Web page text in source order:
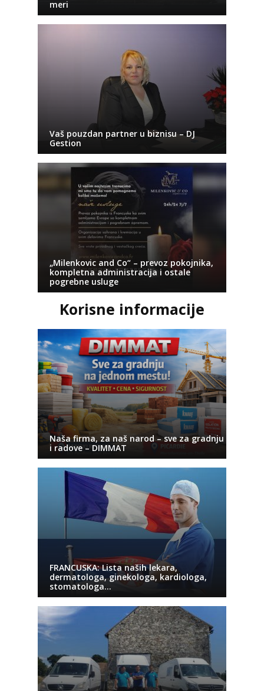
meri
Vaš pouzdan partner u biznisu – DJ
Gestion
„Milenkovic and Co“ – prevoz pokojnika,
kompletna administracija i ostale
pogrebne usluge
Korisne informacije
Naša firma, za naš narod – sve za gradnju
i radove – DIMMAT
FRANCUSKA: Lista naših lekara,
dermatologa, ginekologa, kardiologa,
stomatologa…